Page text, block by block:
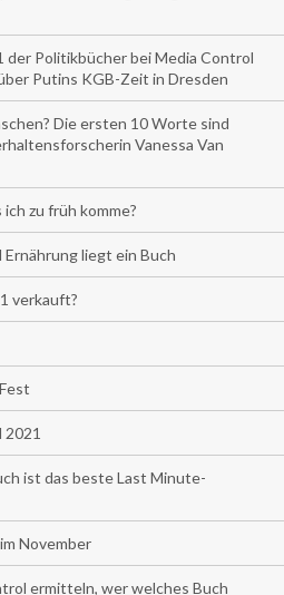
der Politikbücher bei Media Control
Putins KGB-Zeit in Dresden
Die ersten 10 Worte sind
Vanessa Van
zu früh komme?
liegt ein Buch
verkauft?
ist das beste Last Minute-
November
ermitteln, wer welches Buch